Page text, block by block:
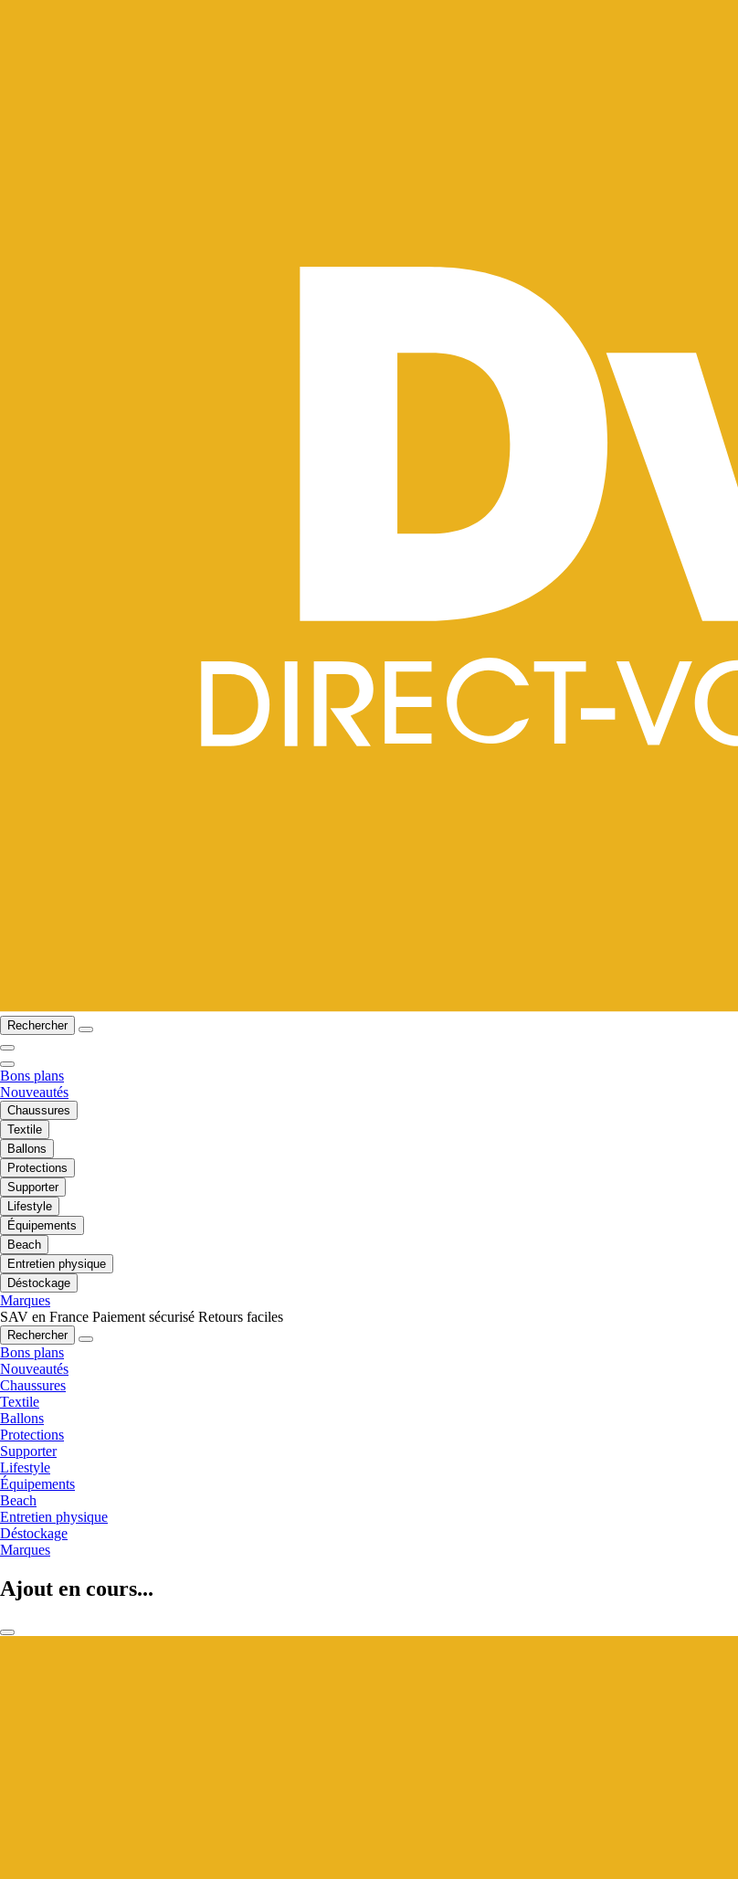
Rechercher
Bons plans
Nouveautés
Chaussures
Textile
Ballons
Protections
Supporter
Lifestyle
Équipements
Beach
Entretien physique
Déstockage
Marques
SAV en France Paiement sécurisé Retours faciles
Rechercher
Bons plans
Nouveautés
Chaussures
Textile
Ballons
Protections
Supporter
Lifestyle
Équipements
Beach
Entretien physique
Déstockage
Marques
Ajout en cours...